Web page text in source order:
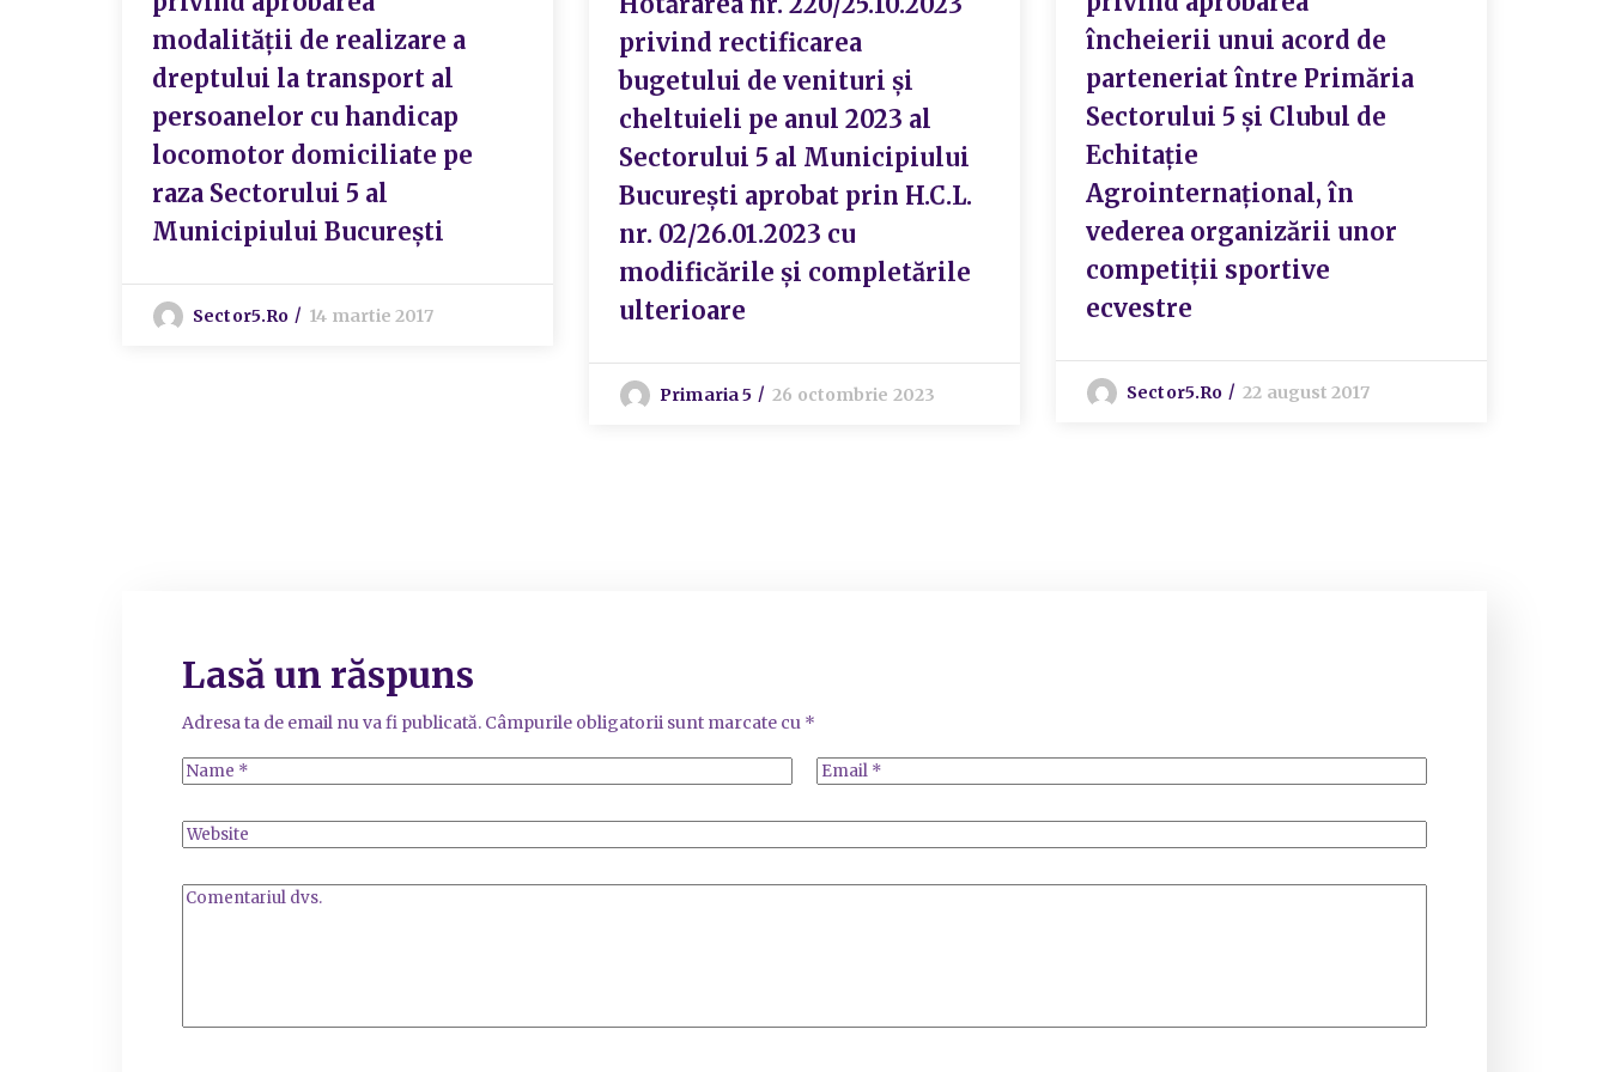
modalității de realizare a
dreptului la transport al
persoanelor cu handicap
locomotor domiciliate pe
raza Sectorului 5 al
Municipiului București
Sector5.ro 14 martie 2017
privind rectificarea
bugetului de venituri și
cheltuieli pe anul 2023 al
Sectorului 5 al Municipiului
București aprobat prin H.C.L.
nr. 02/26.01.2023 cu
modificările și completările
ulterioare
Primaria 5 26 octombrie 2023
încheierii unui acord de
parteneriat între Primăria
Sectorului 5 și Clubul de
Echitație
Agrointernațional, în
vederea organizării unor
competiții sportive
ecvestre
Sector5.ro 22 august 2017
Lasă un răspuns
Adresa ta de email nu va fi publicată. Câmpurile obligatorii sunt marcate cu *